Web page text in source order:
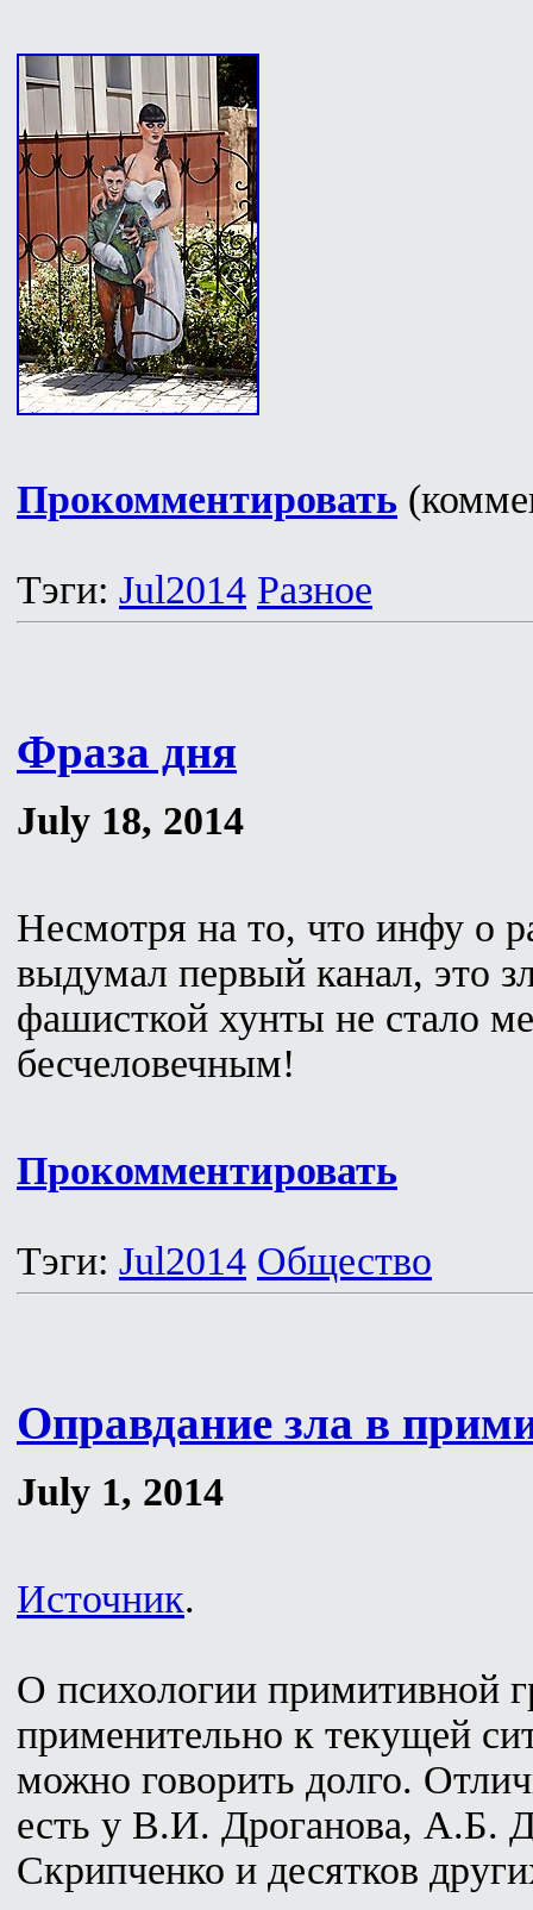
Прокомментировать
Тэги: Jul2014 Разное
Фраза дня
July 18, 2014
Несмотря на то, что инфу о
выдумал первый канал, это
фашисткой хунты не стало
бесчеловечным!
Прокомментировать
Тэги: Jul2014 Общество
Оправдание зла в
July 1, 2014
Источник.
О психологии примитивной
применительно к текущей
можно говорить долго.
есть у В.И. Дроганова, А.Б.
Скрипченко и десятков